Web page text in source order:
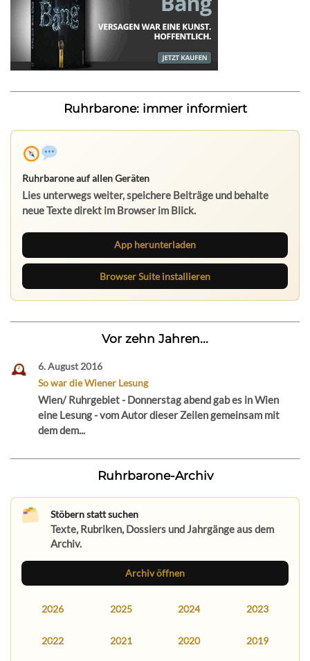
Ruhrbarone: immer informiert
Ruhrbarone auf allen Geräten
Lies unterwegs weiter, speichere Beiträge und behalte
neue Texte direkt im Browser im Blick.
App herunterladen
Browser Suite installieren
Vor zehn Jahren...
6. August 2016
So war die Wiener Lesung
Wien/ Ruhrgebiet - Donnerstag abend gab es in Wien
eine Lesung - vom Autor dieser Zeilen gemeinsam mit
dem dem...
Ruhrbarone-Archiv
Stöbern statt suchen
Texte, Rubriken, Dossiers und Jahrgänge aus dem
Archiv.
Archiv öffnen
2026 2025 2024 2023
2022 2021 2020 2019